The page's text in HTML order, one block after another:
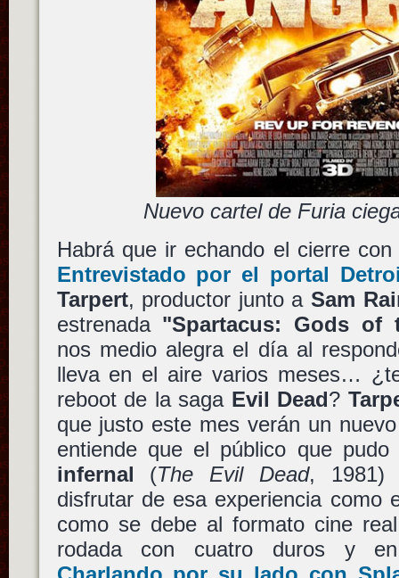
Nuevo cartel de Furia
Habrá que ir echando el cierre
Entrevistado por el portal
Tarpert, productor junto aSam
estrenada "Spartacus: Gods of
nos medio alegra el día al
lleva en el aire varios meses…
reboot de la saga Evil Dead?
que justo este mes verán un
entiende que el público que
infernal (The Evil Dead, 1981)
disfrutar de esa experiencia como
como se debe al formato cine
rodada con cuatro duros y